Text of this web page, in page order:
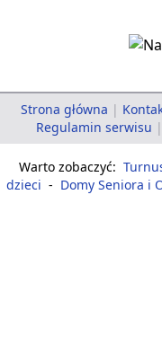
Strona główna |
Regulamin serwisu |
Warto zobaczyć:
dzieci - Domy Seniora i